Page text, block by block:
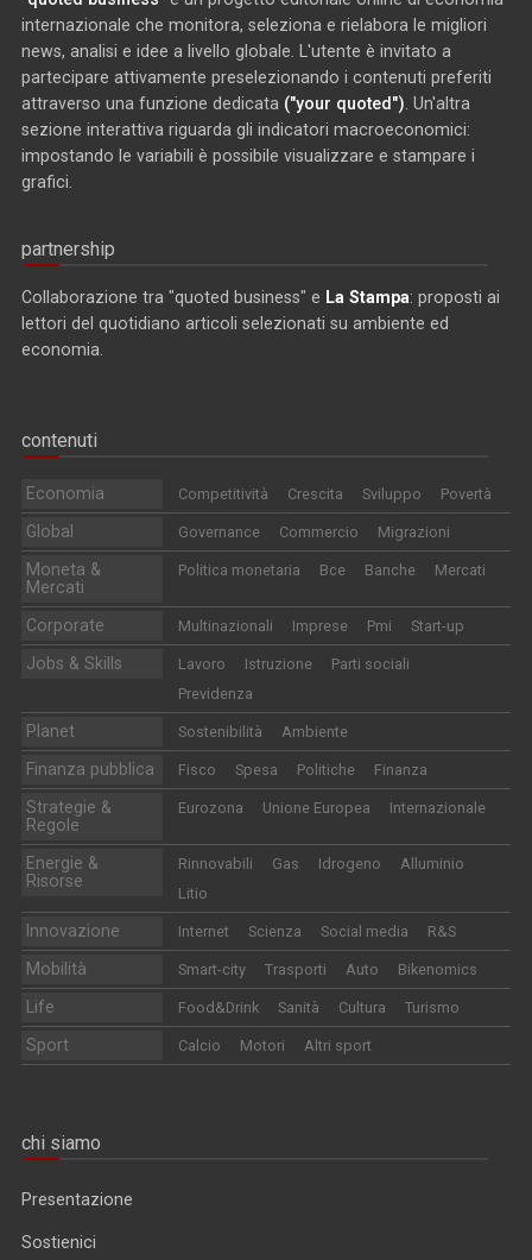
internazionale che monitora, seleziona e rielabora le migliori
news, analisi e idee a livello globale. L'utente è invitato a
partecipare attivamente preselezionando i contenuti preferiti
attraverso una funzione dedicata ("your quoted") . Un'altra
sezione interattiva riguarda gli indicatori macroeconomici:
impostando le variabili è possibile visualizzare e stampare i
grafici.
partnership
Collaborazione tra "quoted business" e La Stampa: proposti ai
lettori del quotidiano articoli selezionati su ambiente ed
economia.
contenuti
Economia Competitività Crescita Sviluppo Povertà
Global Governance Commercio Migrazioni
Moneta &
Mercati
Politica monetaria Bce Banche Mercati
Corporate Multinazionali Imprese Pmi Start-up
Jobs & Skills Lavoro Istruzione
Parti sociali
Previdenza
Planet Sostenibilità Ambiente
Finanza pubblica Fisco Spesa Politiche Finanza
Strategie &
Regole
Eurozona Unione Europea Internazionale
Energie &
Risorse
Rinnovabili Gas Idrogeno
Alluminio
Litio
Innovazione Internet Scienza Social media R&S
Mobilità Smart-city Trasporti Auto Bikenomics
Life Food&Drink Sanità Cultura Turismo
Sport Calcio Motori Altri sport
chi siamo
Presentazione
Sostienici